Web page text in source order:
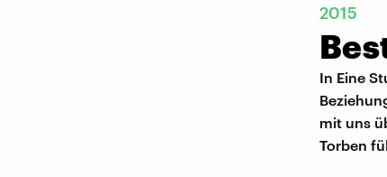
2015
In Eine
mit uns
Torben